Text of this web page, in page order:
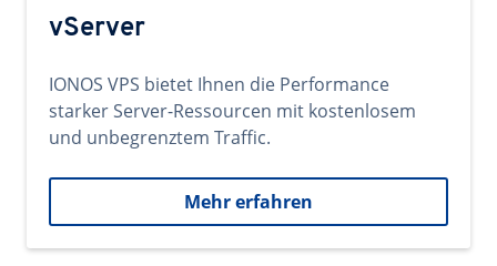
vServer
IONOS VPS bietet Ihnen die Performance
starker Server-Ressourcen mit kostenlosem
und unbegrenztem Traffic.
Mehr erfahren